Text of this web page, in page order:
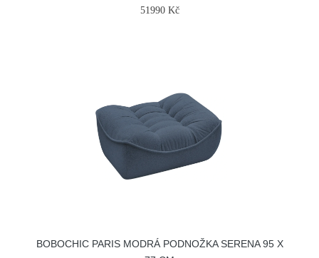
51990 Kč
BOBOCHIC PARIS MODRÁ PODNOŽKA SERENA 95 X